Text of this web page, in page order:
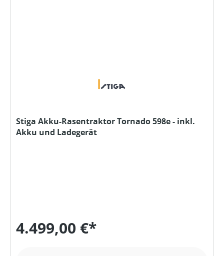
Stiga Akku-Rasentraktor Tornado 598e - inkl.
Akku und Ladegerät
4.499,00 €*